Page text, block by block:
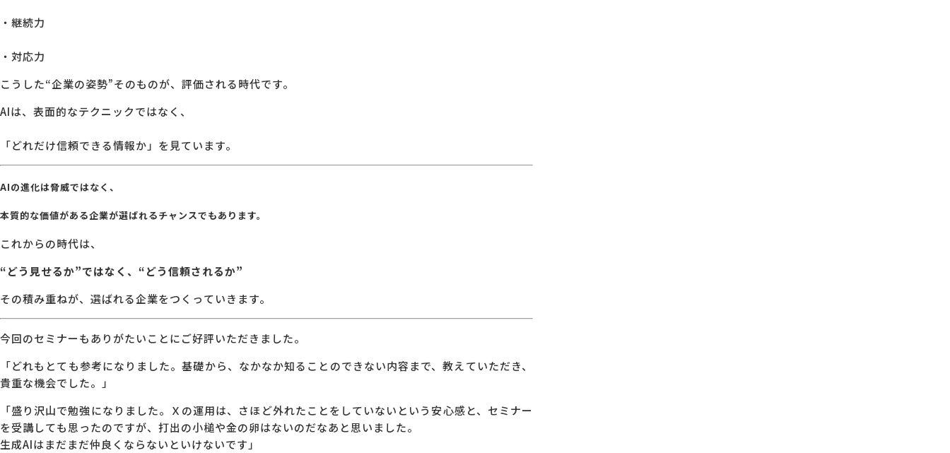
・継続力
・対応力
こうした“企業の姿勢”そのものが、評価される時代です。
AIは、表面的なテクニックではなく、
「どれだけ信頼できる情報か」を見ています。
AIの進化は脅威ではなく、
本質的な価値がある企業が選ばれるチャンスでもあります。
これからの時代は、
“どう見せるか”ではなく、“どう信頼されるか”
その積み重ねが、選ばれる企業をつくっていきます。
今回のセミナーもありがたいことにご好評いただきました。
「どれもとても参考になりました。基礎から、なかなか知ることのできない内容まで、教えていただき、
貴重な機会でした。」
「盛り沢山で勉強になりました。Ｘの運用は、さほど外れたことをしていないという安心感と、セミナー
を受講しても思ったのですが、打出の小槌や金の卵はないのだなあと思いました。
生成AIはまだまだ仲良くならないといけないです」